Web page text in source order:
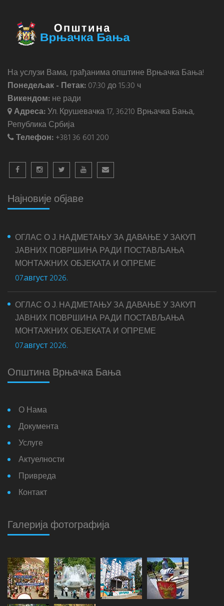
На услузи Вама, грађанима општине Врњачка Бања!
Понедељак - Петак:07:30 до 15:30 ч
Викендом:не ради
Адреса:Ул. Крушевачка 17, 36210 Врњачка Бања,
Република Србија
Телефон:+381 36 601 200
Најновије објаве
ОГЛАС О Ј. НАДМЕТАЊУ ЗА ДАВАЊЕ У ЗАКУП
ЈАВНИХ ПОВРШИНА РАДИ ПОСТАВЉАЊА
МОНТАЖНИХ ОБЈЕКАТА И ОПРЕМЕ
07.август 2026.
ОГЛАС О Ј. НАДМЕТАЊУ ЗА ДАВАЊЕ У ЗАКУП
ЈАВНИХ ПОВРШИНА РАДИ ПОСТАВЉАЊА
МОНТАЖНИХ ОБЈЕКАТА И ОПРЕМЕ
07.август 2026.
Општина Врњачка Бања
О Нама
Документа
Услуге
Актуелности
Привреда
Контакт
Галерија фотографија